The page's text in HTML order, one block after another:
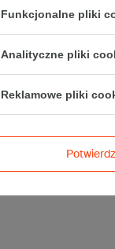
Funkcjonalne pliki
Analityczne pliki
Reklamowe pliki